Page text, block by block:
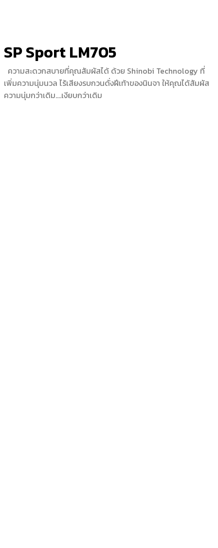
SP Sport LM705
ความสะดวกสบายที่คุณสัมผัสได้ ด้วย Shinobi Technology ที่
เพิ่มความนุ่มนวล ไร้เสียงรบกวนดั่งฝีเท้าของนินจา ให้คุณได้สัมผัส
ความนุ่มกว่าเดิม….เงียบกว่าเดิม